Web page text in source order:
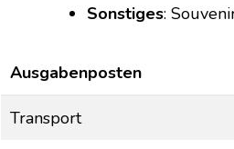
Sonstiges:
Ausgabenposten
Transport